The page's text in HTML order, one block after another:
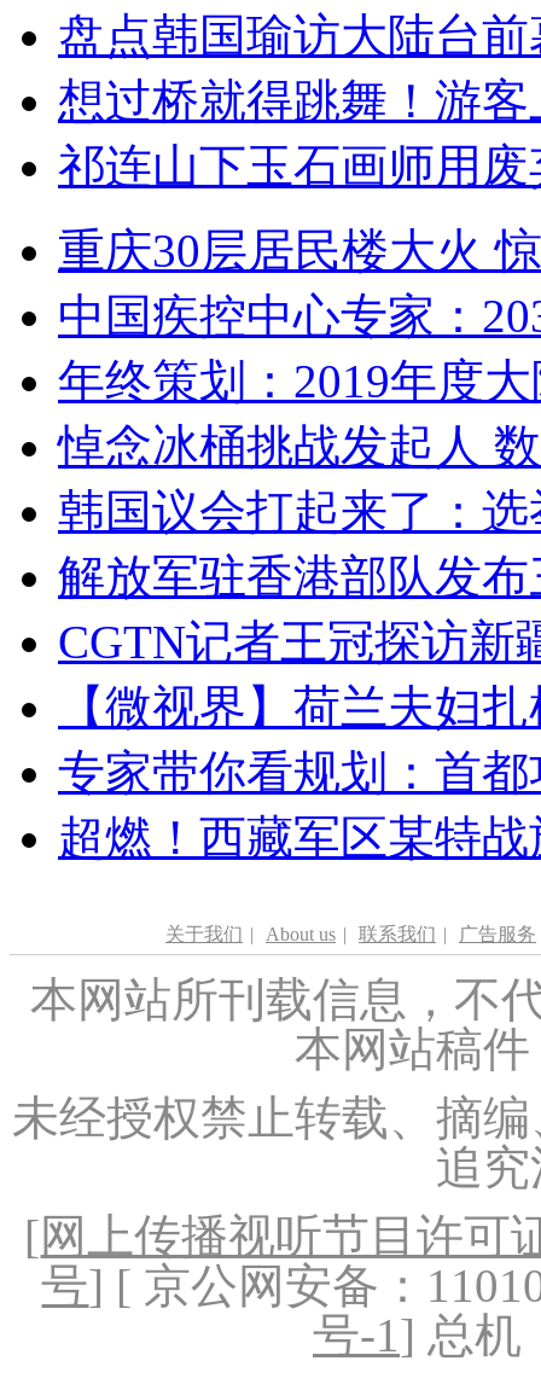
盘点韩国瑜访大陆台
想过桥就得跳舞！游客
祁连山下玉石画师用
重庆30层居民楼大火
中国疾控中心专家：
年终策划：2019年度
悼念冰桶挑战发起人
韩国议会打起来了：
解放军驻香港部队发
CGTN记者王冠探访新
【微视界】荷兰夫妇
专家带你看规划：首
超燃！西藏军区某特
关于我们 | About us | 联系我们 | 广告服务
本网站所刊载信息，不
本网站稿
未经授权禁止转载、摘
追
[网上传播视听节目许可
号] [ 京公网安备：
号-1] 总机